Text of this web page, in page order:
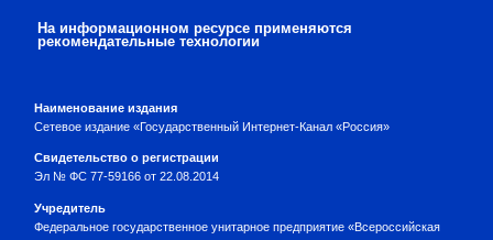
На информационном ресурсе применяются
рекомендательные технологии
Наименование издания
Сетевое издание «Государственный Интернет-Канал «Россия»
Свидетельство о регистрации
Эл № ФС 77-59166 от 22.08.2014
Учредитель
Федеральное государственное унитарное предприятие «Всероссийская